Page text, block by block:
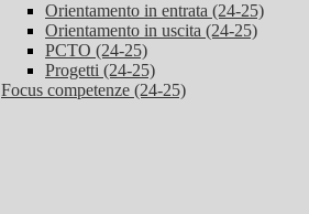
Orientamento in entrata (24-25)
Orientamento in uscita (24-25)
PCTO (24-25)
Progetti (24-25)
Focus competenze (24-25)